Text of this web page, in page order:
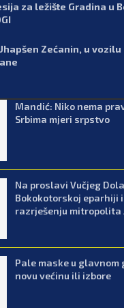
za ležište Gradina u
Zećanin, u
Mandić: Niko nema
Srbima mjeri srpstvo
Na proslavi Vučjeg
Bokokotorskoj eparhiji i
razrješenju mitropolita
Pale maske u glavnom
novu većinu ili izbore